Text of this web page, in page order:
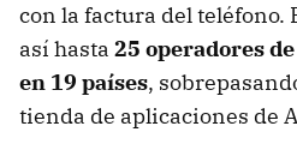
con la factura del teléfono.
así hasta 25 operadores
en 19 países,
tienda de aplicaciones de